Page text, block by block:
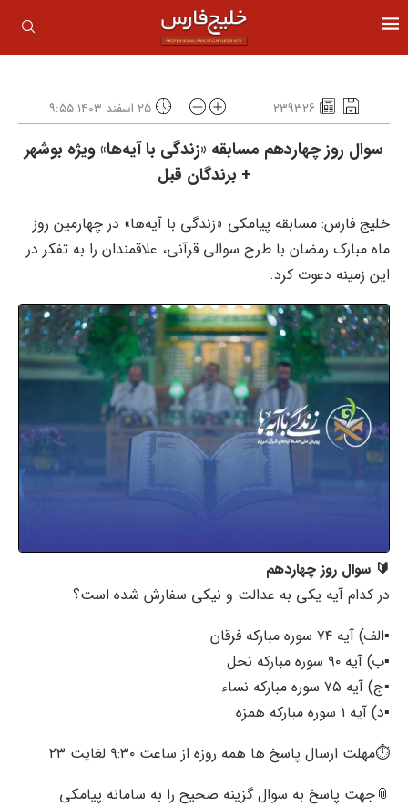
239326 ۲۵ اسفند ۱۴۰۳ ۹:۵۵
سوال روز چهاردهم مسابقه «زندگی با آیه‌ها» ویژه بوشهر
+ برندگان قبل
خلیج فارس: مسابقه پیامکی «زندگی با آیه‌ها» در چهارمین روز
ماه مبارک رمضان با طرح سوالی قرآنی، علاقمندان را به تفکر در
این زمینه دعوت کرد.
🔰 سوال روز چهاردهم
در کدام آیه یکی به عدالت و نیکی سفارش شده است؟
▪️الف) آیه ۷۴ سوره مبارکه فرقان
▪️ب) آیه ۹۰ سوره مبارکه نحل
▪️ج) آیه ۷۵ سوره مبارکه نساء
▪️د) آیه ۱ سوره مبارکه همزه
⏱مهلت ارسال پاسخ ها همه روزه از ساعت ۹:۳۰ لغایت ۲۳
📎جهت پاسخ به سوال گزینه صحیح را به سامانه پیامکی